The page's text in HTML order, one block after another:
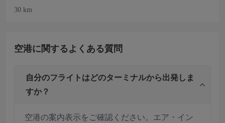
30 km
空港に関するよくある質問
自分のフライトはどのターミナルから出発しま
すか？
空港の案内表示をご確認ください。エア・イン